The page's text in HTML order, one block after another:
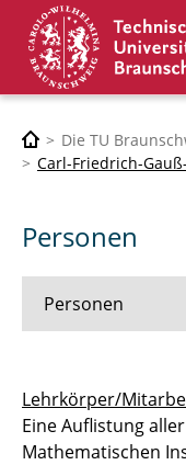
Die TU
Carl-Friedrich-
Personen
Personen
Lehrkörper/
Eine Auflistung
Mathematischen